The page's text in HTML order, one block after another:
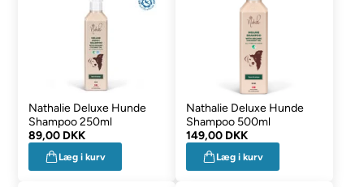
Nathalie Deluxe Hunde
Shampoo 250ml
89,00 DKK
Læg i kurv
Nathalie Deluxe Hunde
Shampoo 500ml
149,00 DKK
Læg i kurv